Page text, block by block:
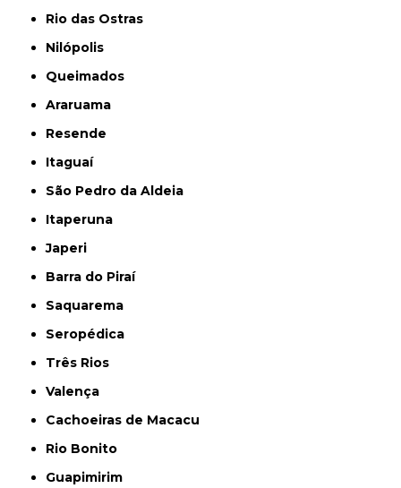
Rio das Ostras
Nilópolis
Queimados
Araruama
Resende
Itaguaí
São Pedro da Aldeia
Itaperuna
Japeri
Barra do Piraí
Saquarema
Seropédica
Três Rios
Valença
Cachoeiras de Macacu
Rio Bonito
Guapimirim